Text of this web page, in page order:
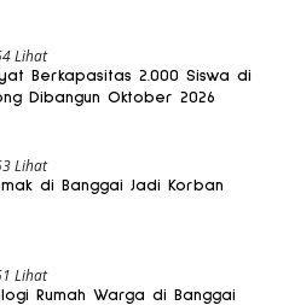
Lihat
Berkapasitas 2.000 Siswa di
Dibangun Oktober 2026
Lihat
di Banggai Jadi Korban
Lihat
Rumah Warga di Banggai